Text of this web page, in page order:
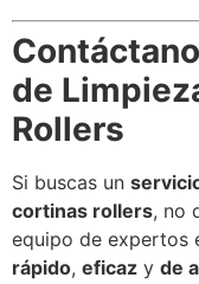
de
Rollers
Si buscas un
cortinas rollers, no
equipo de expertos
rápido, eficaz y de